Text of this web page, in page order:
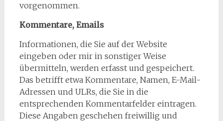
vorgenommen.
Kommentare, Emails
Informationen, die Sie auf der Website
eingeben oder mir in sonstiger Weise
übermitteln, werden erfasst und gespeichert.
Das betrifft etwa Kommentare, Namen, E-Mail-
Adressen und ULRs, die Sie in die
entsprechenden Kommentarfelder eintragen.
Diese Angaben geschehen freiwillig und